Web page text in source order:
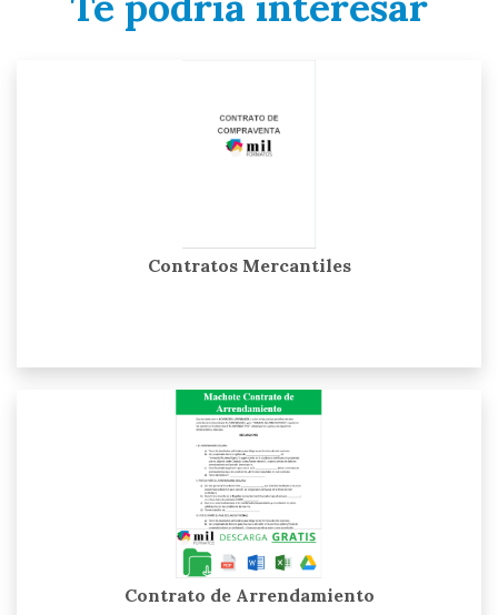
Contratos Mercantiles
Contrato de Arrendamiento